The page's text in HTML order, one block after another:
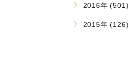
2016年 (501)
2015年 (126)